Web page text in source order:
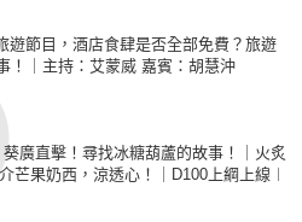
遊節目，酒店食肆是否全部免費？旅遊
！｜主持：艾蒙威 嘉賓：胡慧沖
葵廣直擊！尋找冰糖葫蘆的故事！｜火炙
芒果奶西，涼透心！｜D100上綱上線︱